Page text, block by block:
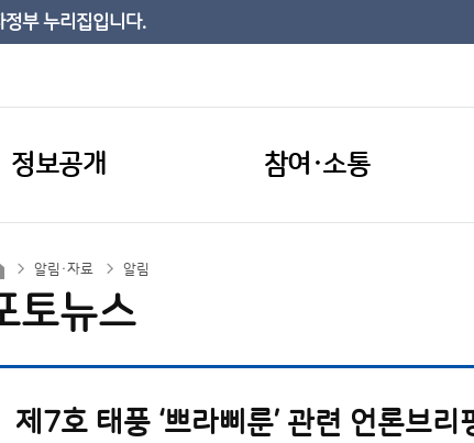
부 누리집입니다.
정보공개 참여·소통
알림·자료 알림
토뉴스
제7호 태풍 ‘쁘라삐룬’ 관련 언론브리